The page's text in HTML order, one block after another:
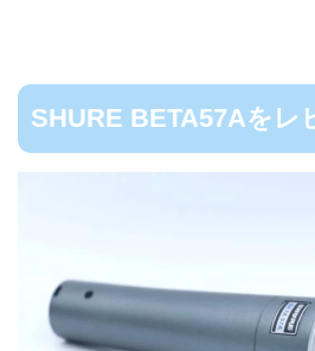
SHURE BETA57Aをレ